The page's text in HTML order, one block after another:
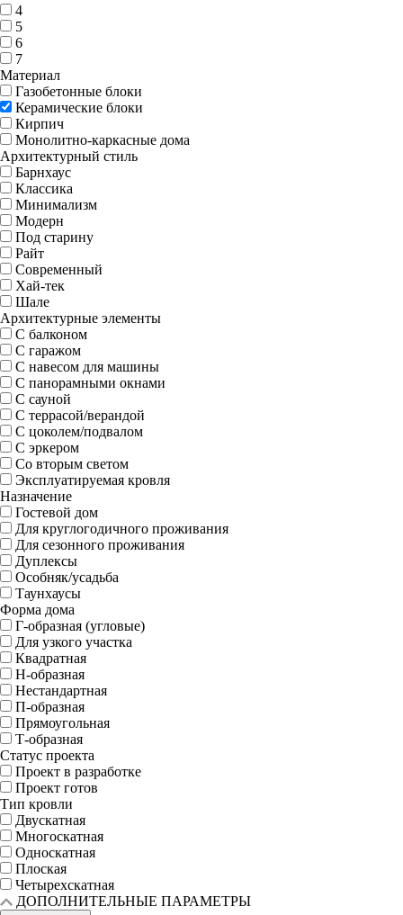
4
5
6
7
Материал
Газобетонные блоки
Керамические блоки
Кирпич
Монолитно-каркасные дома
Архитектурный стиль
Барнхаус
Классика
Минимализм
Модерн
Под старину
Райт
Современный
Хай-тек
Шале
Архитектурные элементы
С балконом
С гаражом
С навесом для машины
С панорамными окнами
С сауной
С террасой/верандой
С цоколем/подвалом
С эркером
Со вторым светом
Эксплуатируемая кровля
Назначение
Гостевой дом
Для круглогодичного проживания
Для сезонного проживания
Дуплексы
Особняк/усадьба
Таунхаусы
Форма дома
Г-образная (угловые)
Для узкого участка
Квадратная
Н-образная
Нестандартная
П-образная
Прямоугольная
Т-образная
Статус проекта
Проект в разработке
Проект готов
Тип кровли
Двускатная
Многоскатная
Односкатная
Плоская
Четырехскатная
ДОПОЛНИТЕЛЬНЫЕ ПАРАМЕТРЫ